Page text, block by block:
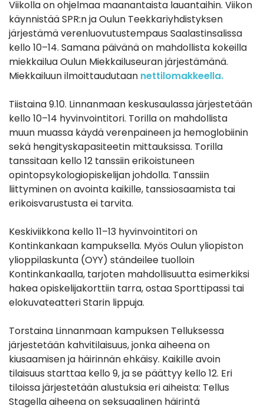
Viikolla on ohjelmaa maanantaista lauantaihin. Viikon
käynnistää SPR:n ja Oulun Teekkariyhdistyksen
järjestämä verenluovutustempaus Saalastinsalissa
kello 10–14. Samana päivänä on mahdollista kokeilla
miekkailua Oulun Miekkailuseuran järjestämänä.
Miekkailuun ilmoittaudutaan nettilomakkeella.
Tiistaina 9.10. Linnanmaan keskusaulassa järjestetään
kello 10–14 hyvinvointitori. Torilla on mahdollista
muun muassa käydä verenpaineen ja hemoglobiinin
sekä hengityskapasiteetin mittauksissa. Torilla
tanssitaan kello 12 tanssiin erikoistuneen
opintopsykologiopiskelijan johdolla. Tanssiin
liittyminen on avointa kaikille, tanssiosaamista tai
erikoisvarustusta ei tarvita.
Keskiviikkona kello 11–13 hyvinvointitori on
Kontinkankaan kampuksella. Myös Oulun yliopiston
ylioppilaskunta (OYY) ständeilee tuolloin
Kontinkankaalla, tarjoten mahdollisuutta esimerkiksi
hakea opiskelijakorttiin tarra, ostaa Sporttipassi tai
elokuvateatteri Starin lippuja.
Torstaina Linnanmaan kampuksen Telluksessa
järjestetään kahvitilaisuus, jonka aiheena on
kiusaamisen ja häirinnän ehkäisy. Kaikille avoin
tilaisuus starttaa kello 9, ja se päättyy kello 12. Eri
tiloissa järjestetään alustuksia eri aiheista: Tellus
Stagella aiheena on seksuaalinen häirintä